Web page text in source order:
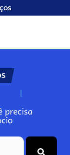
N
precisa